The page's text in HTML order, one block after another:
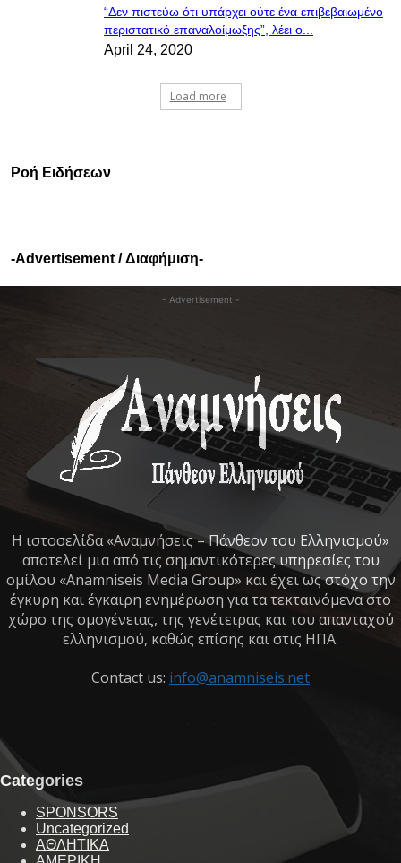
“Δεν πιστεύω ότι υπάρχει ούτε ένα επιβεβαιωμένο
περιστατικό επαναλοίμωξης”, λέει ο...
April 24, 2020
Load more
Ροή Ειδήσεων
-Advertisement / Διαφήμιση-
- Advertisement -
Η ιστοσελίδα «Αναμνήσεις – Πάνθεον του Ελληνισμού»
αποτελεί μια από τις σημαντικότερες υπηρεσίες του
ομίλου «Anamniseis Media Group» και έχει ως στόχο την
έγκυρη και έγκαιρη ενημέρωση για τα τεκταινόμενα στο
χώρο της ομογένειας, της γενέτειρας και του απανταχού
ελληνισμού, καθώς επίσης και στις ΗΠΑ.
Contact us: info@anamniseis.net
Categories
SPONSORS
Uncategorized
ΑΘΛΗΤΙΚΑ